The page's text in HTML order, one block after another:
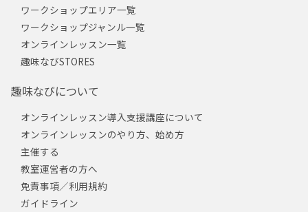
ワークショップエリア一覧
ワークショップジャンル一覧
オンラインレッスン一覧
趣味なびSTORES
趣味なびについて
オンラインレッスン導入支援講座について
オンラインレッスンのやり方、始め方
主催する
教室運営者の方へ
免責事項／利用規約
ガイドライン